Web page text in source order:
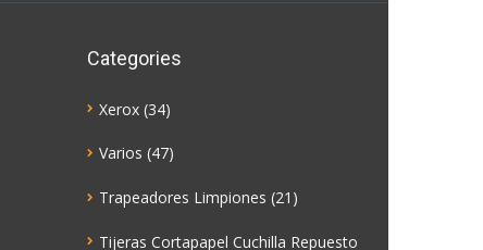
Categories
Xerox (34)
Varios (47)
Trapeadores Limpiones (21)
Tijeras Cortapapel Cuchilla Repuesto